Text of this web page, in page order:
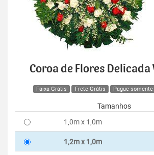
Coroa de Flores Delicada
Faixa Grátis Frete Grátis Pague
Tamanhos
1,0m x 1,0m
1,2m x 1,0m